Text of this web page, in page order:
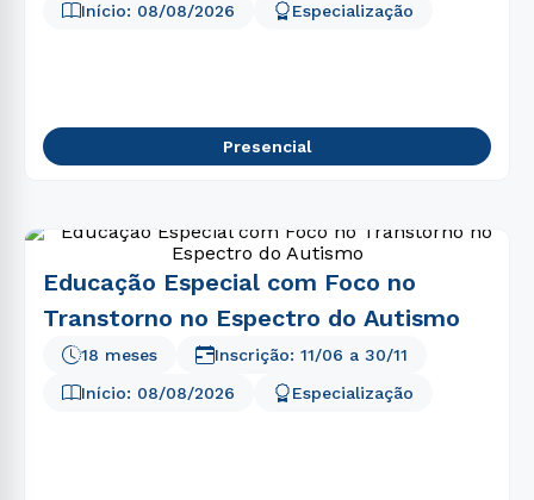
Início: 08/08/2026 Especialização
Presencial
Educação Especial com Foco no
Transtorno no Espectro do Autismo
Início: 08/08/2026 Especialização
18 meses Inscrição: 11/06 a 30/11